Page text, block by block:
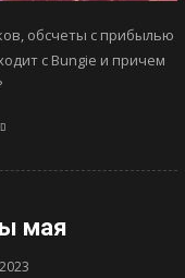
обсчеты с прибылью
с Bungie и причем
мая